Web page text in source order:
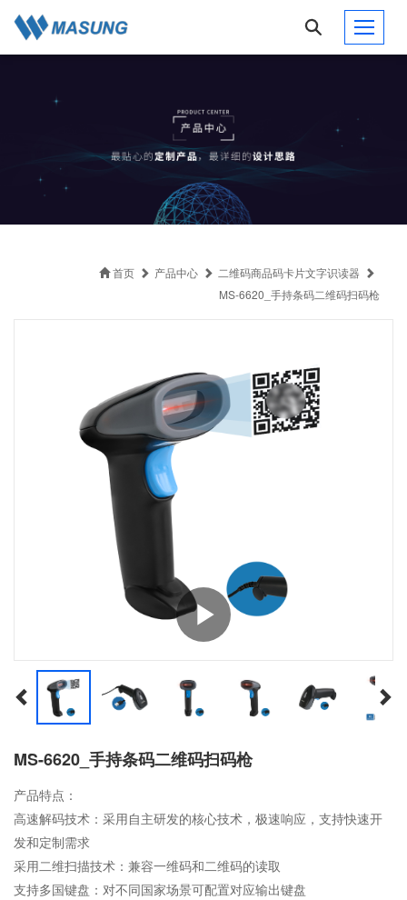
首页 产品中心
二维码商品码卡片文字识读器
MS-6620_手持条码二维码扫码枪
MS-6620_手持条码二维码扫码枪
产品特点：
高速解码技术：采用自主研发的核心技术，极速响应，支持快速开
发和定制需求
采用二维扫描技术：兼容一维码和二维码的读取
支持多国键盘：对不同国家场景可配置对应输出键盘